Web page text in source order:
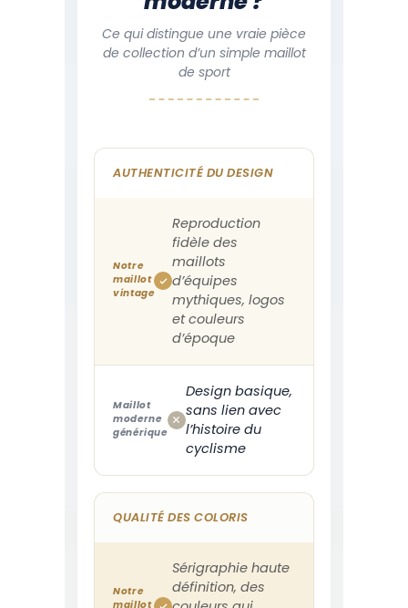
Ce qui distingue une vraie pièce
de collection d’un simple maillot
de sport
AUTHENTICITÉ DU DESIGN
Notre
maillot
vintage
Reproduction
fidèle des
maillots
d’équipes
mythiques, logos
et couleurs
d’époque
Maillot
moderne
générique
Design basique,
sans lien avec
l’histoire du
cyclisme
QUALITÉ DES COLORIS
Notre
maillot
Sérigraphie haute
définition, des